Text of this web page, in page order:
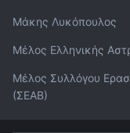
Μάκης Λυκόπουλος
Μέλος Ελληνικής
Μέλος Συλλόγου
(ΣΕΑΒ)